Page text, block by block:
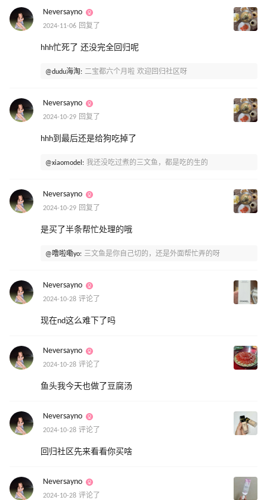
Neversayno
2024-11-06 回复了
hhh忙死了 还没完全回归呢
@dudu海淘: 二宝都六个月啦 欢迎回归社区呀
Neversayno
2024-10-29 回复了
hhh到最后还是给狗吃掉了
@xiaomodel: 我还没吃过煮的三文鱼，都是吃的生的
Neversayno
2024-10-29 回复了
是买了半条帮忙处理的哦
@噜啦嘞yo: 三文鱼是你自己切的，还是外面帮忙弄的呀
Neversayno
2024-10-28 评论了
现在nd这么难下了吗
Neversayno
2024-10-28 评论了
鱼头我今天也做了豆腐汤
Neversayno
2024-10-28 评论了
回归社区先来看看你买啥
Neversayno
2024-10-28 评论了